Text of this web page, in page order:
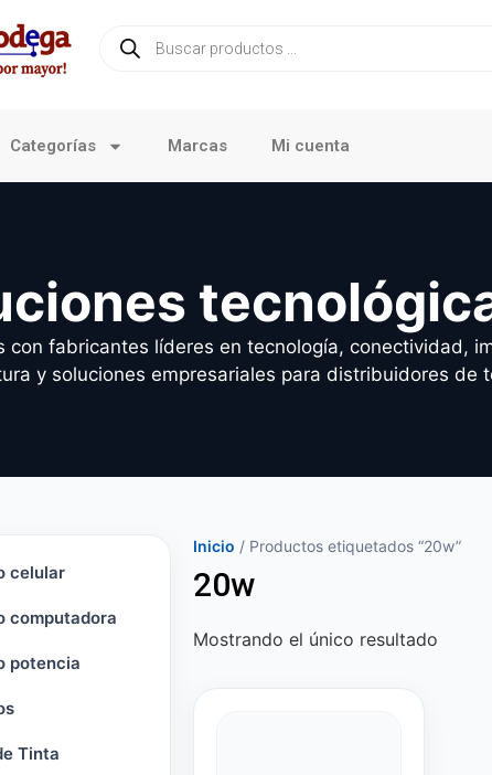
Categorías Marcas Mi cuenta
con fabricantes líderes en tecnología, conectividad,
y soluciones empresariales para distribuidores de
celular
computadora
potencia
Tinta
Inicio / Productos etiquetados “20w”
20w
Mostrando el único resultado